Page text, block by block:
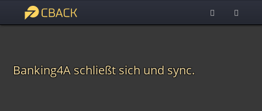
Banking4A schließt sich und sync.